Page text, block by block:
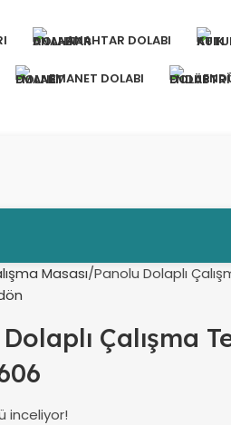
ANAHTAR DOLABI
EMANET DOLABI
Masası Panolu Dolaplı
Çalışma
inceliyor!